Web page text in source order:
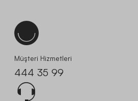
Müşteri Hizmetleri
444 35 99